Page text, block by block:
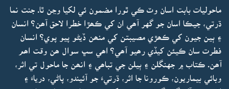
ماحوليات بابت اسان وٽ ڪي ٿورا مضمون ئي لکيا وڃن ٿا. جنت نما
ڌرتي، جيڪا اسان جو گهر آھي ان کي ڪھڙا خطرا لاحق آھن؟ انسان
۽ ٻين جيون کي ڪھڙي مصيبتن کي منھن ڏيڻو پيو پوي؟ انسان
فطرت سان ڪيئن کيڏي رھيو آھي؟ اھي سڀ سوال ھن وقت اھم
آھن. ڪتاب ۾ جهنگلن ۽ ٻيلن جي تباھي ۽ انھن جا ماحول تي اثر،
وبائي بيماريون، ڪورونا جا اثر، ڌرتيءَ جو آئيندو، پاڻي، درياءَ ۽
انھن جي آلودگي، ڳوٺ ۽ شھر، پکين جي دنيا، چرنوبل، وڇائجي